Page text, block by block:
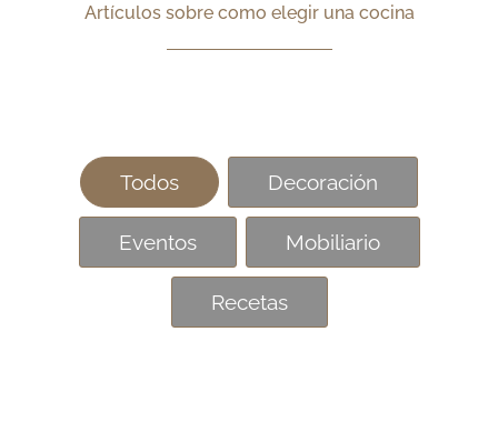
Artículos sobre como elegir una cocina
Todos Decoración
Eventos Mobiliario
Recetas